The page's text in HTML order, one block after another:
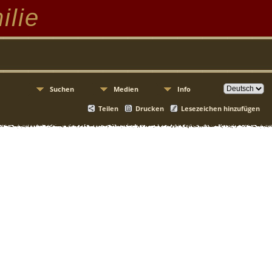
Suchen Medien Info
Teilen Drucken Lesezeichen hinzufügen